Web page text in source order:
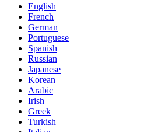
English
French
German
Portuguese
Spanish
Russian
Japanese
Korean
Arabic
Irish
Greek
Turkish